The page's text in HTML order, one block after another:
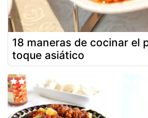
18 maneras de cocinar el
toque asiático